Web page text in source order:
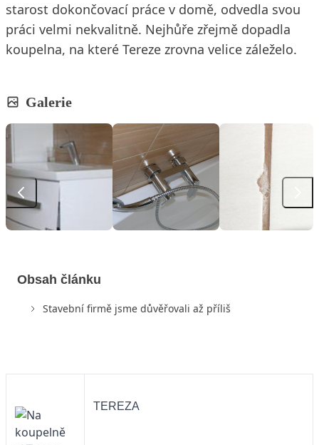
starost dokončovací práce v domě, odvedla svou
práci velmi nekvalitně. Nejhůře zřejmě dopadla
koupelna, na které Tereze zrovna velice záleželo.
Galerie
Obsah článku
Stavební firmě jsme důvěřovali až příliš
TEREZA